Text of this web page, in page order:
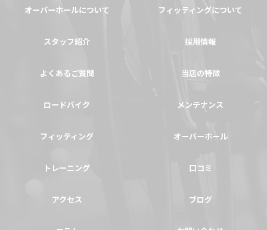
オーバーホールについて フィッティングについて
スタッフ紹介 採用情報
よくあるご質問 当店の特徴
ロードバイク メンテナンス
フィッティング オーバーホール
トレーニング 口コミ
アクセス ブログ